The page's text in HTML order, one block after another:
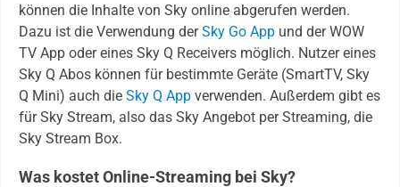
können die Inhalte von Sky online abgerufen werden.
Dazu ist die Verwendung derSky Go App und der WOW
TV App oder eines Sky Q Receivers möglich. Nutzer eines
Sky Q Abos können für bestimmte Geräte (SmartTV, Sky
Q Mini) auch die Sky Q App verwenden. Außerdem gibt es
für Sky Stream, also das Sky Angebot per Streaming, die
Sky Stream Box.
Was kostet Online-Streaming bei Sky?